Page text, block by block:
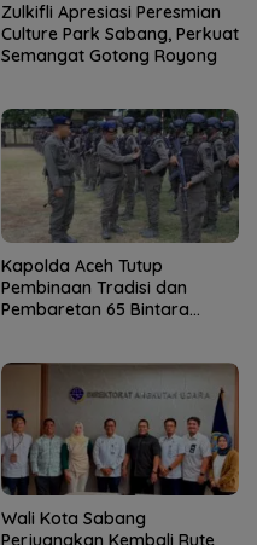
Zulkifli Apresiasi Peresmian
Culture Park Sabang, Perkuat
Semangat Gotong Royong
Kapolda Aceh Tutup
Pembinaan Tradisi dan
Pembaretan 65 Bintara
Wali Kota Sabang
Perjuangkan Kembali Rute